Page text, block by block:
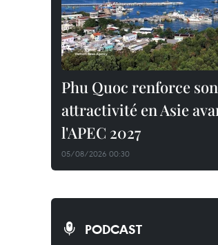
Phu Quoc renforce son
attractivité en Asie
l'APEC 2027
05/08/2026 00:30
PODCAST